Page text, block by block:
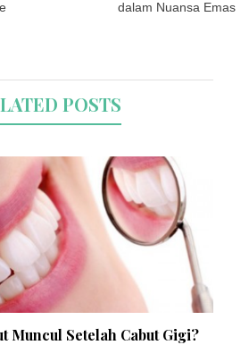
dalam Nuansa Emas
POSTS
Muncul Setelah Cabut Gigi?